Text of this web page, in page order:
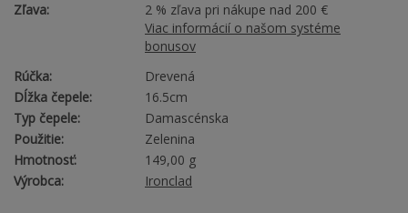
Zľava:
2 % zľava pri nákupe nad 200 €
Viac informácií o našom systéme
bonusov
Rúčka:
Drevená
Dĺžka čepele:
16.5cm
Typ čepele:
Damascénska
Použitie:
Zelenina
Hmotnosť:
149,00 g
Výrobca:
Ironclad